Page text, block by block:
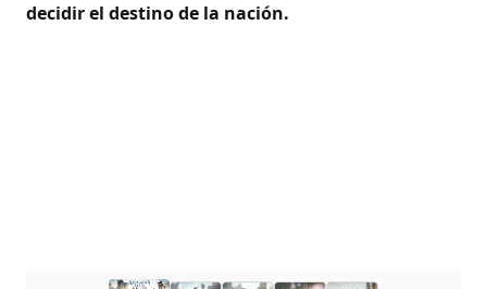
decidir el destino de la nación.